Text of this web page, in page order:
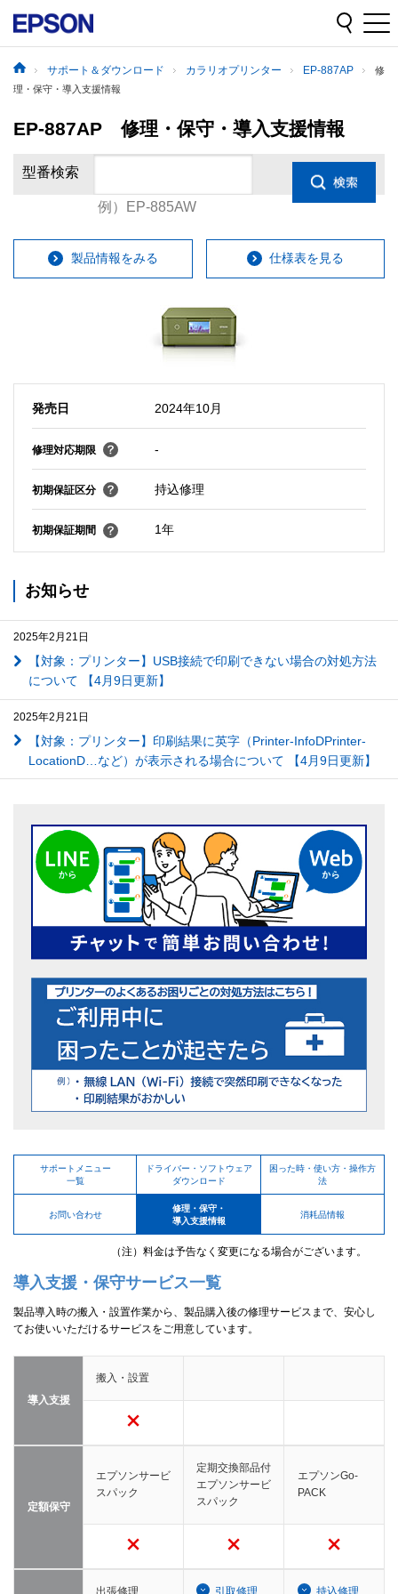
サポート＆ダウンロード カラリオプリンター EP-887AP
修
理・保守・導入支援情報
EP-887AP 修理・保守・導入支援情報
型番検索
例）EP-885AW
製品情報をみる 仕様表を見る
発売日 2024年10月
修理対応期限 -
初期保証区分 持込修理
初期保証期間 1年
お知らせ
2025年2月21日
【対象：プリンター】USB接続で印刷できない場合の対処方法
について 【4月9日更新】
2025年2月21日
【対象：プリンター】印刷結果に英字（Printer-InfoDPrinter-
LocationD…など）が表示される場合について 【4月9日更新】
サポートメニュー
一覧
ドライバー・ソフトウェア
ダウンロード
困った時・使い方・操作方
法
お問い合わせ
修理・保守・
導入支援情報
消耗品情報
（注）料金は予告なく変更になる場合がございます。
導入支援・保守サービス一覧
製品導入時の搬入・設置作業から、製品購入後の修理サービスまで、安心し
てお使いいただけるサービスをご用意しています。
導入支援
搬入・設置
定額保守
エプソンサービ
スパック
定期交換部品付
エプソンサービ
スパック
エプソンGo-
PACK
出張修理 引取修理 持込修理